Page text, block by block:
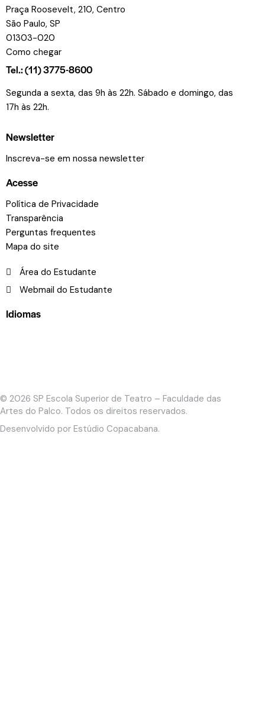
Praça Roosevelt, 210, Centro
São Paulo, SP
01303-020
Como chegar
Tel.: (11) 3775-8600
Segunda a sexta, das 9h às 22h. Sábado e domingo, das
17h às 22h.
Newsletter
Inscreva-se em nossa newsletter
Acesse
Política de Privacidade
Transparência
Perguntas frequentes
Mapa do site
Área do Estudante
Webmail do Estudante
Idiomas
© 2026 SP Escola Superior de Teatro – Faculdade das
Artes do Palco. Todos os direitos reservados.
Desenvolvido por Estúdio Copacabana.